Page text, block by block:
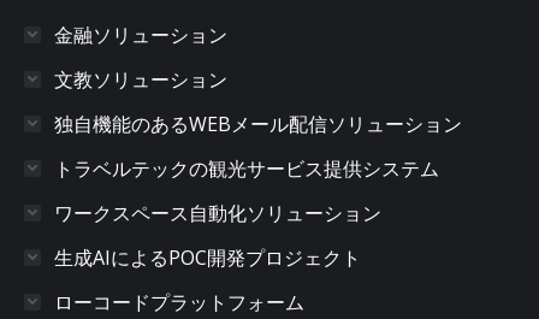
金融ソリューション
文教ソリューション
独自機能のあるWEBメール配信ソリューション
トラベルテックの観光サービス提供システム
ワークスペース自動化ソリューション
生成AIによるPOC開発プロジェクト
ローコードプラットフォーム